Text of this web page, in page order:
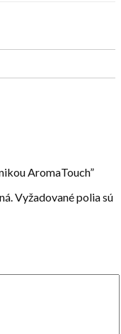
AromaTouch”
Vyžadované polia sú